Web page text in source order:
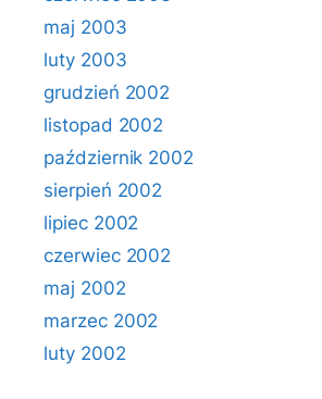
maj 2003
luty 2003
grudzień 2002
listopad 2002
październik 2002
sierpień 2002
lipiec 2002
czerwiec 2002
maj 2002
marzec 2002
luty 2002